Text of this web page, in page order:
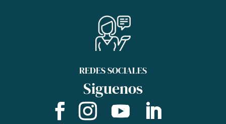
REDES SOCIALES
Siguenos